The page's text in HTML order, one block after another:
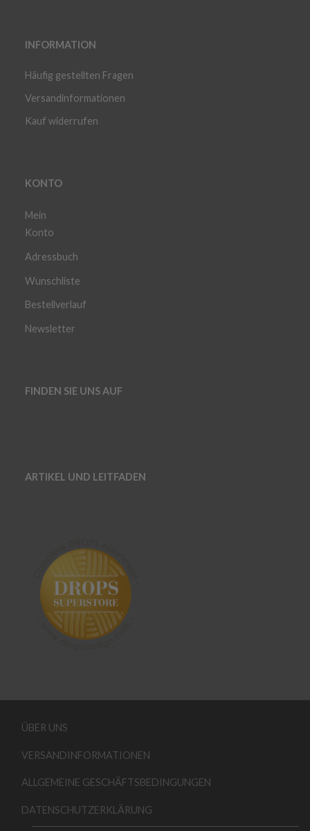
INFORMATION
Häufig gestellten Fragen
Versandinformationen
Kauf widerrufen
KONTO
Mein
Konto
Adressbuch
Wunschliste
Bestellverlauf
Newsletter
FINDEN SIE UNS AUF
ARTIKEL UND LEITFADEN
ÜBER UNS
VERSANDINFORMATIONEN
ALLGEMEINE GESCHÄFTSBEDINGUNGEN
DATENSCHUTZERKLÄRUNG